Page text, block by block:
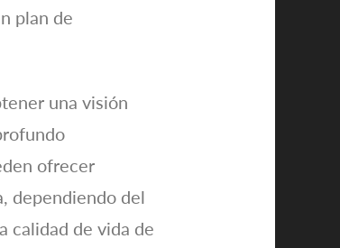
plan de
una visión
ofrecer
dependiendo del
calidad de vida de